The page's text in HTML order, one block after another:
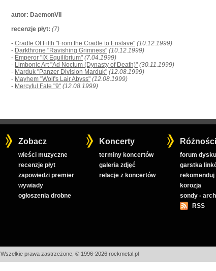
autor: DaemonVII
recenzje płyt: (7)
- Cradle Of Filth "From the Cradle to Enslave" (10.12.1999)
- Darkthrone "Ravishing Grimness" (10.12.1999)
- Emperor "IX Equilibrium" (7.04.1999)
- Limbonic Art "Ad Noctum (Dynasty of Death)" (30.11.1999)
- Marduk "Panzer Division Marduk" (12.08.1999)
- Mayhem "Wolf's Lair Abyss" (12.08.1999)
- Mercyful Fate "9" (12.08.1999)
Zobacz
wieści muzyczne
recenzje płyt
zapowiedzi premier
wywiady
ogłoszenia drobne
Koncerty
terminy koncertów
galeria zdjęć
relacje z koncertów
Różności
forum
garstka
rekomenduj
korozja
sondy -
RSS
Wszelkie prawa zastrzeżone, © 1996-2026 rockmetal.pl